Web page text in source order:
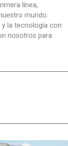
línea,
mundo.
y la tecnología con
nosotros para